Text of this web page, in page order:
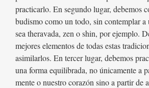
practicarlo. En segundo lugar, debemos
budismo como un todo, sin contemplar a
sea theravada, zen o shin, por ejemplo.
mejores elementos de todas estas
asimilarlos. En tercer lugar, debemos
una forma equilibrada, no únicamente a
mente o nuestro corazón sino a partir de